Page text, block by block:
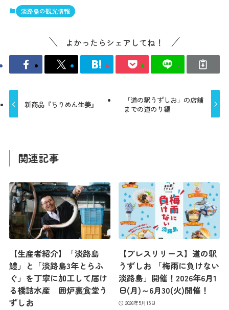
淡路島の観光情報
よかったらシェアしてね！
新商品『ちりめん生姜』
「道の駅うずしお」の店舗
までの道のり編
関連記事
【生産者紹介】「淡路島
鱧」と「淡路島3年とらふ
ぐ」を丁寧に加工して届け
る橋詰水産 囲炉裏食堂う
ずしお
【プレスリリース】道の駅
うずしお 「梅雨に負けない
淡路島」開催！2026年6月1
日(月)～6月30(火)開催！
2026年5月15日